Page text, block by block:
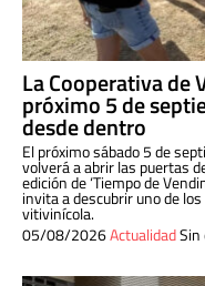
La Cooperativa de
próximo 5 de
desde dentro
El próximo sábado 5 de
volverá a abrir las puertas
edición de ‘Tiempo de
invita a descubrir uno de
vitivinícola.
05/08/2026ActualidadSin